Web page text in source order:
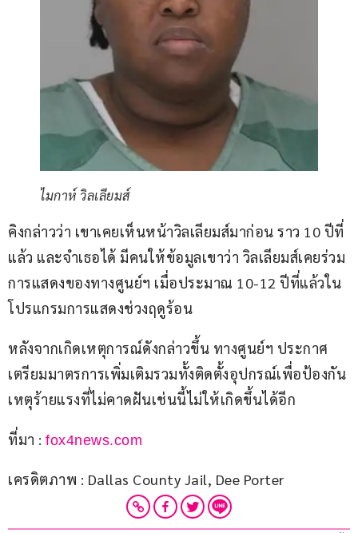
ไมกาห์ วิลเลียมส์
คิงกล่าวว่า เขาเคยเห็นหน้าวิลเลียมส์มาก่อน ราว 10 ปีที่
แล้ว และจำเธอได้ มีคนให้ข้อมูลเขาว่า วิลเลียมส์เคยร่วม
การแสดงของทางศูนย์ฯ เมื่อประมาณ 10-12 ปีที่แล้วใน
โปรแกรมการแสดงช่วงฤดูร้อน
หลังจากเกิดเหตุการณ์ดังกล่าวขึ้น ทางศูนย์ฯ ประกาศ
เตรียมมาตรการเพิ่มเติมรวมทั้งติดตั้งอุปกรณ์เพื่อป้องกัน
เหตุร้ายแรงที่ไม่คาดฝันเช่นนี้ไม่ให้เกิดขึ้นได้อีก
ที่มา : fox4news.com
เครดิตภาพ : Dallas County Jail, Dee Porter